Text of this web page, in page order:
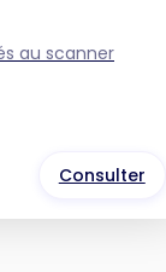
au scanner
Consulter